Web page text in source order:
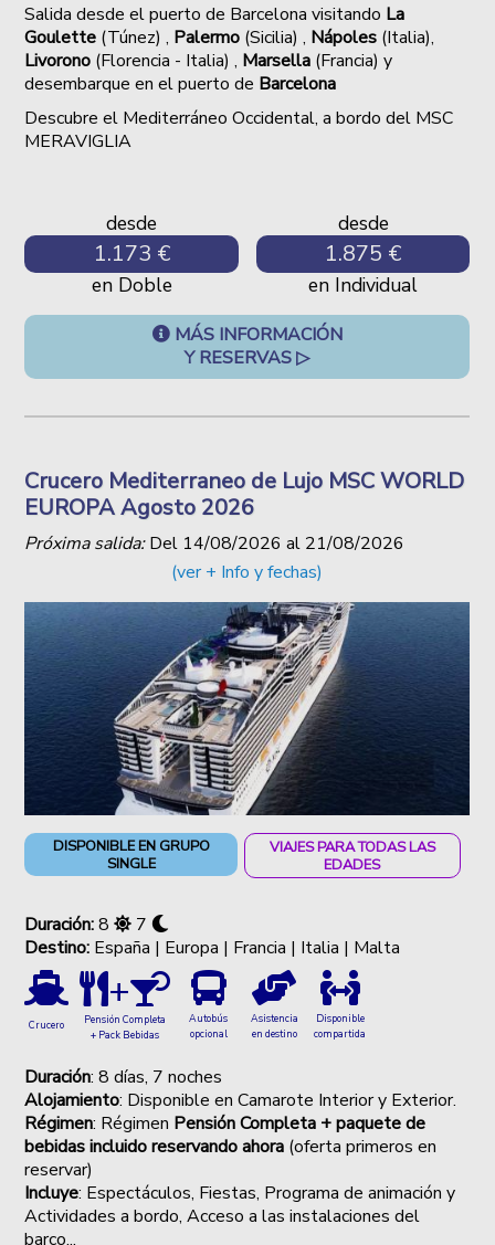
Salida desde el puerto de Barcelona visitando La
Goulette (Túnez) , Palermo (Sicilia) , Nápoles (Italia),
Livorono (Florencia - Italia) , Marsella (Francia) y
desembarque en el puerto de Barcelona
Descubre el Mediterráneo Occidental, a bordo del MSC
MERAVIGLIA
desde
1.173 €
en Doble
desde
1.875 €
en Individual
MÁS INFORMACIÓN
Y RESERVAS ▷
Crucero Mediterraneo de Lujo MSC WORLD
EUROPA Agosto 2026
Próxima salida:Del 14/08/2026 al 21/08/2026
(ver + Info y fechas)
DISPONIBLE EN GRUPO
SINGLE
VIAJES PARA TODAS LAS
EDADES
Duración:8
7
Destino: España | Europa | Francia | Italia | Malta
Crucero
+
Pensión Completa
+ Pack Bebidas
Autobús
opcional
Asistencia
en destino
Disponible
compartida
Duración: 8 días, 7 noches
Alojamiento: Disponible en Camarote Interior y Exterior.
Régimen: Régimen Pensión Completa + paquete de
bebidas incluido reservando ahora (oferta primeros en
reservar)
Incluye: Espectáculos, Fiestas, Programa de animación y
Actividades a bordo, Acceso a las instalaciones del
barco...